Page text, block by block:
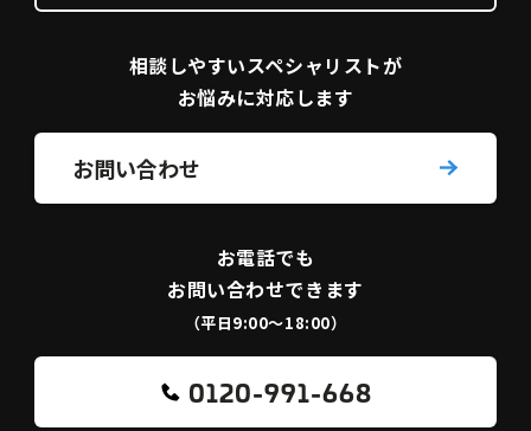
相談しやすいスペシャリストが
お悩みに対応します
お問い合わせ
お電話でも
お問い合わせできます
（平日9:00〜18:00）
0120-991-668